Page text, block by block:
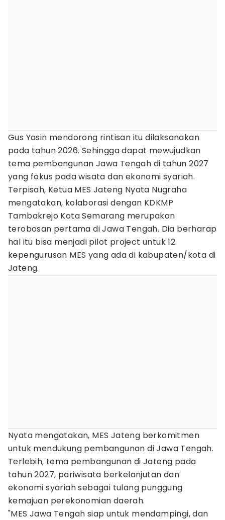
Gus Yasin mendorong rintisan itu dilaksanakan
pada tahun 2026. Sehingga dapat mewujudkan
tema pembangunan Jawa Tengah di tahun 2027
yang fokus pada wisata dan ekonomi syariah.
Terpisah, Ketua MES Jateng Nyata Nugraha
mengatakan, kolaborasi dengan KDKMP
Tambakrejo Kota Semarang merupakan
terobosan pertama di Jawa Tengah. Dia berharap
hal itu bisa menjadi pilot project untuk 12
kepengurusan MES yang ada di kabupaten/kota di
Jateng.
Nyata mengatakan, MES Jateng berkomitmen
untuk mendukung pembangunan di Jawa Tengah.
Terlebih, tema pembangunan di Jateng pada
tahun 2027, pariwisata berkelanjutan dan
ekonomi syariah sebagai tulang punggung
kemajuan perekonomian daerah.
"MES Jawa Tengah siap untuk mendampingi, dan